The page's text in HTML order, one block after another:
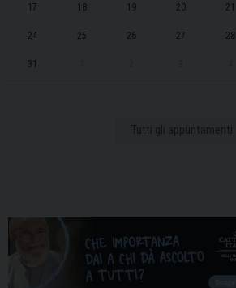
17 18 19 20 21
24 25 26 27 28
31
Tutti gli appuntamenti